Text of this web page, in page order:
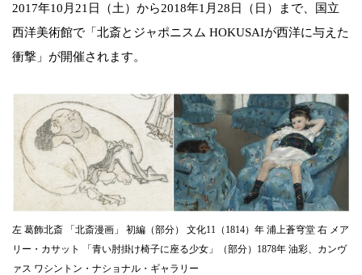
2017年10月21日（土）から2018年1月28日（日）まで、国立
西洋美術館で「北斎とジャポニスム HOKUSAIが西洋に与えた
衝撃」が開催されます。
左 葛飾北斎 「北斎漫画」 初編（部分） 文化11（1814）年 浦上蒼穹堂 右 メア
リー・カサット 「青い肘掛け椅子に座る少女」（部分）1878年 油彩、カンヴ
ァス ワシントン・ナショナル・ギャラリー